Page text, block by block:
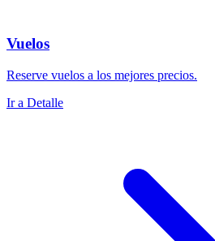
Vuelos
Reserve vuelos a los mejores precios.
Ir a Detalle